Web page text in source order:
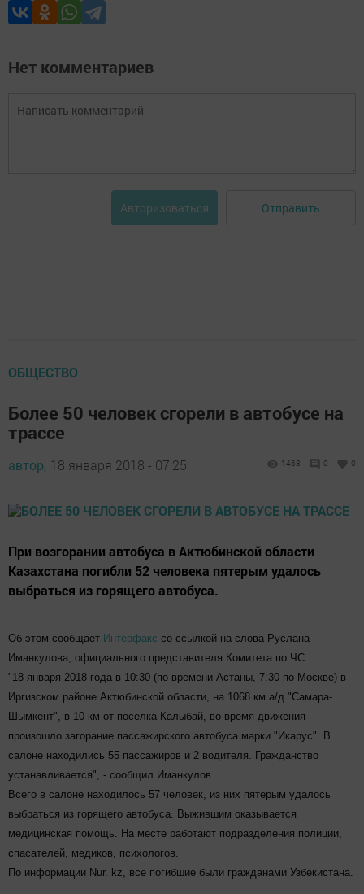
Нет комментариев
Авторизоваться Отправить
ОБЩЕСТВО
Более 50 человек сгорели в автобусе на
трассе
автор, 18 января 2018 - 07:25 1463 0 0
При возгорании автобуса в Актюбинской области
Казахстана погибли 52 человека пятерым удалось
выбраться из горящего автобуса.
Об этом сообщает Интерфакс со ссылкой на слова Руслана
Иманкулова, официального представителя Комитета по ЧС.
"18 января 2018 года в 10:30 (по времени Астаны, 7:30 по Москве) в
Иргизском районе Актюбинской области, на 1068 км а/д "Самара-
Шымкент", в 10 км от поселка Калыбай, во время движения
произошло загорание пассажирского автобуса марки "Икарус". В
салоне находились 55 пассажиров и 2 водителя. Гражданство
устанавливается", - сообщил Иманкулов.
Всего в салоне находилось 57 человек, из них пятерым удалось
выбраться из горящего автобуса. Выжившим оказывается
медицинская помощь. На месте работают подразделения полиции,
спасателей, медиков, психологов.
По информации Nur. kz, все погибшие были гражданами Узбекистана.